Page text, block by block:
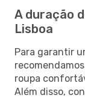
A duração
Lisboa
Para garantir
roupa
Além disso,